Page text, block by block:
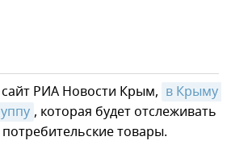
РИА Новости Крым, в Крыму
, которая будет отслеживать
товары.